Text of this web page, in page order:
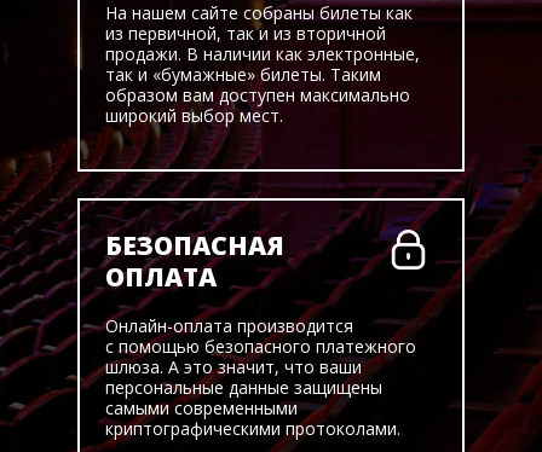
БЕЗОПАСНАЯ
ОПЛАТА
Онлайн-оплата производится
с помощью безопасного платежного
шлюза. А это значит, что ваши
персональные данные защищены
самыми современными
криптографическими протоколами.
На нашем сайте собраны билеты как
из первичной, так и из вторичной
продажи. В наличии как электронные,
так и «бумажные» билеты. Таким
образом вам доступен максимально
широкий выбор мест.